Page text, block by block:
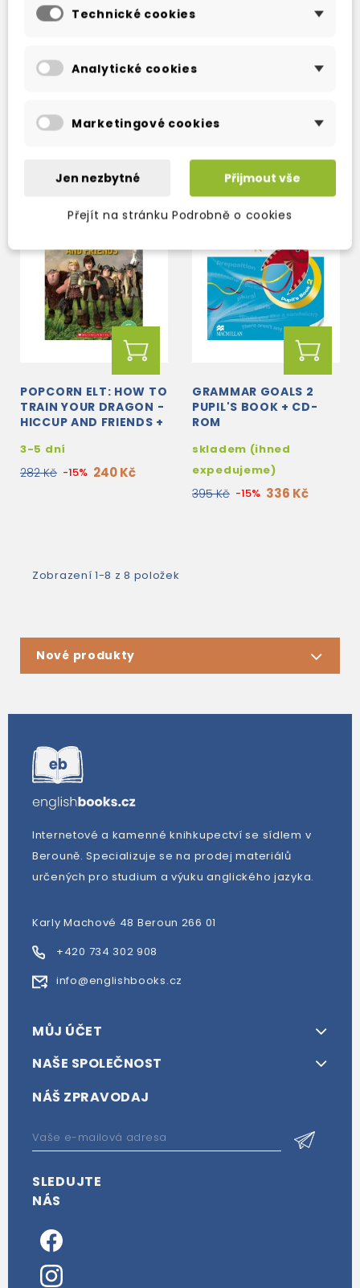
180 Kč -15% 153 Kč
+ AUDIO CD (LEVEL 2)
282 Kč
POPCORN ELT: HOW TO
TRAIN YOUR DRAGON -
HICCUP AND FRIENDS +
3-5 dní
282 Kč -15% 240 Kč
GRAMMAR GOALS 2
PUPIL'S BOOK + CD-
ROM
skladem (ihned
expedujeme)
395 Kč -15% 336 Kč
Zobrazení 1-8 z 8 položek
Nové produkty
Internetové a kamenné knihkupectví se sídlem v
Berouně. Specializuje se na prodej materiálů
určených pro studium a výuku anglického jazyka.
Karly Machové 48 Beroun 266 01
+420 734 302 908
info@englishbooks.cz
MŮJ ÚČET
NAŠE SPOLEČNOST
NÁŠ ZPRAVODAJ
SLEDUJTE
NÁS
Technické cookies
Analytické cookies
Marketingové cookies
Jen nezbytné Přijmout vše
Přejít na stránku Podrobně o cookies